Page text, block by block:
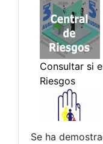
Se ha